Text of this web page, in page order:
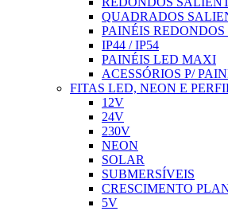
QUADRADOS
PAINÉIS
IP44 / IP54
PAINÉIS LED MAXI
ACESSÓRIOS P/
FITAS LED, NEON E
12V
24V
230V
NEON
SOLAR
SUBMERSÍVEIS
CRESCIMENTO
5V